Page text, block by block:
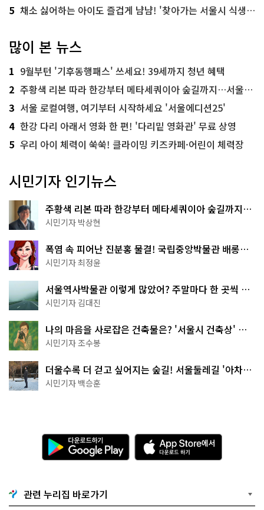
5 채소 싫어하는 아이도 즐겁게 냠냠! '찾아가는 서울시 식생활 교육' 현장
많이 본 뉴스
1 9월부턴 '기후동행패스' 쓰세요! 39세까지 청년 혜택
2 주황색 리본 따라 한강부터 메타세쿼이아 숲길까지…서울둘레길 15코스
3 서울 로컬여행, 여기부터 시작하세요 '서울에디션25'
4 한강 다리 아래서 영화 한 편! '다리밑 영화관' 무료 상영
5 우리 아이 체력이 쑥쑥! 클라이밍 키즈카페·어린이 체력장
시민기자 인기뉴스
주황색 리본 따라 한강부터 메타세쿼이아 숲길까지…
서울둘레길 15코스
시민기자 박상현
폭염 속 피어난 진분홍 물결! 국립중앙박물관 배롱나
무 명소
시민기자 최정윤
서울역사박물관 이렇게 많았어? 주말마다 한 곳씩 떠
나는 역사 산책
시민기자 김대진
나의 마음을 사로잡은 건축물은? '서울시 건축상' 수
상작 공개!
시민기자 조수봉
더울수록 더 걷고 싶어지는 숲길! 서울둘레길 '아차산
코스'
시민기자 백승훈
다
운
로
기
G
A
p
p
관련 누리집 바로가기